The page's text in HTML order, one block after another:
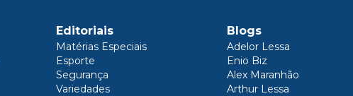
Editoriais
Matérias Especiais
Esporte
Segurança
Variedades
Blogs
Adelor Lessa
Enio Biz
Alex Maranhão
Arthur Lessa